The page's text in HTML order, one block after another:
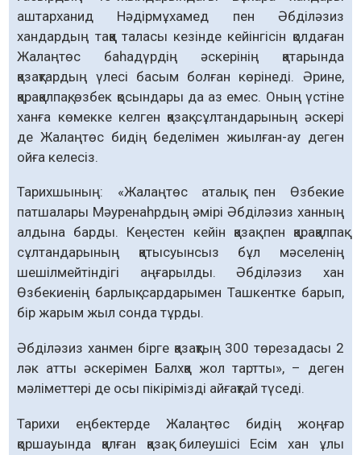
аштарханид Нәдірмұхамед пен Әбділәзиз
хандардың таққа таласы кезінде кейінгісін қолдаған
Жалаңтөс баһадүрдің әскерінің қатарында
қазақтардың үлесі басым болған көрінеді. Әрине,
қарақалпақ, өзбек қосындары да аз емес. Оның үстіне
ханға көмекке келген қазақ сұлтандарының әскері
де Жалаңтөс бидің беделімен жиылған-ау деген
ойға келесіз.
Тарихшының: «Жалаңтөс аталық пен Өзбекие
патшалары Мәуренаһрдың әмірі Әбділәзиз ханның
алдына барды. Кеңестен кейін қазақ пен қарақалпақ
сұлтандарының қатысуынсыз бұл мәселенің
шешілмейтіндігі аңғарылды. Әбділәзиз хан
Өзбекиенің барлық сардарымен Ташкентке барып,
бір жарым жыл сонда тұрды.
Әбділәзиз ханмен бірге қазақтың 300 төрезадасы 2
ләк атты әскерімен Балхқа жол тартты», – деген
мәліметтері де осы пікірімізді айғақтай түседі.
Тарихи еңбектерде Жалаңтөс бидің жоңғар
қоршауында қалған қазақ билеушісі Есім хан ұлы